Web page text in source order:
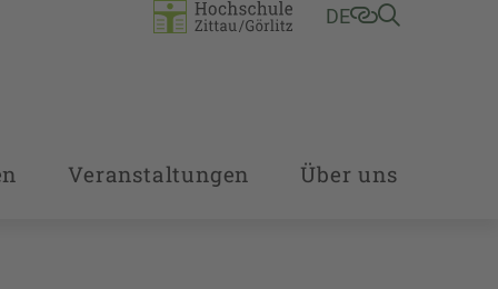
DE
Veranstaltungen Über uns